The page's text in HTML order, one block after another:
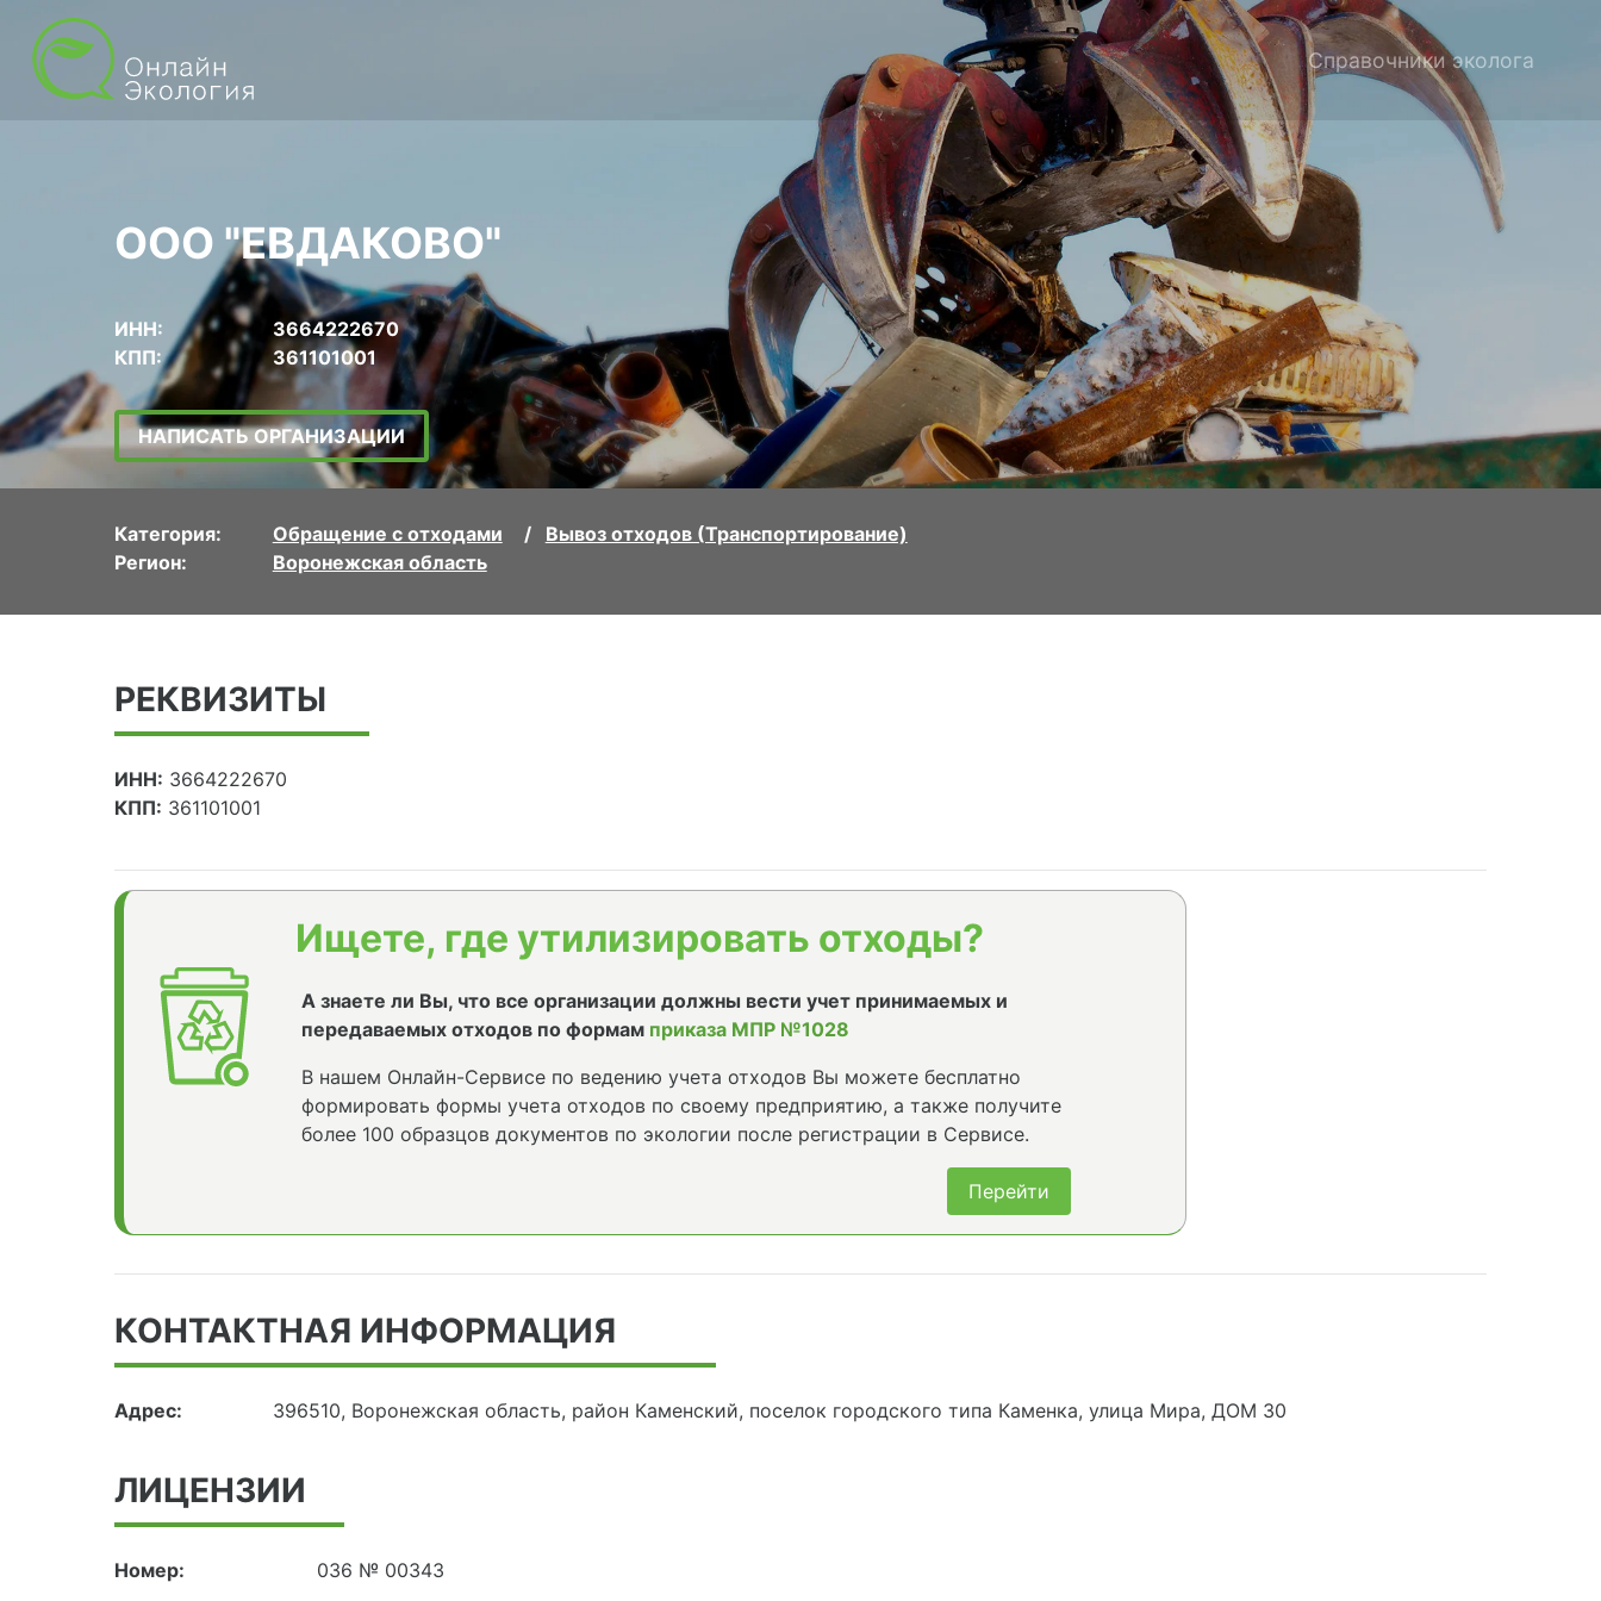
Справочники эколога
ООО "ЕВДАКОВО"
ИНН:
3664222670
КПП:
361101001
НАПИСАТЬ ОРГАНИЗАЦИИ
Категория: Обращение с отходами
Вывоз отходов (Транспортирование)
Регион:
Воронежская область
РЕКВИЗИТЫ
ИНН: 3664222670
КПП: 361101001
Ищете, где утилизировать отходы?
А знаете ли Вы, что все организации должны вести учет принимаемых и
передаваемых отходов по формам приказа МПР №1028
В нашем Онлайн-Сервисе по ведению учета отходов Вы можете бесплатно
формировать формы учета отходов по своему предприятию, а также получите
более 100 образцов документов по экологии после регистрации в Сервисе.
Перейти
КОНТАКТНАЯ ИНФОРМАЦИЯ
Адрес: 396510, Воронежская область, район Каменский, поселок городского типа Каменка, улица Мира, ДОМ 30
ЛИЦЕНЗИИ
Номер:
036 № 00343